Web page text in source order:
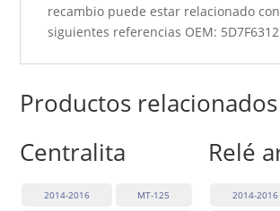
recambio puede estar relacionado
siguientes referencias OEM:
Productos relacionados
Centralita
2014-2016 MT-125
Relé
2014-2016